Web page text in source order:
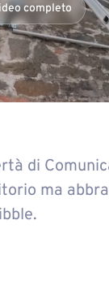
completo
di
ma